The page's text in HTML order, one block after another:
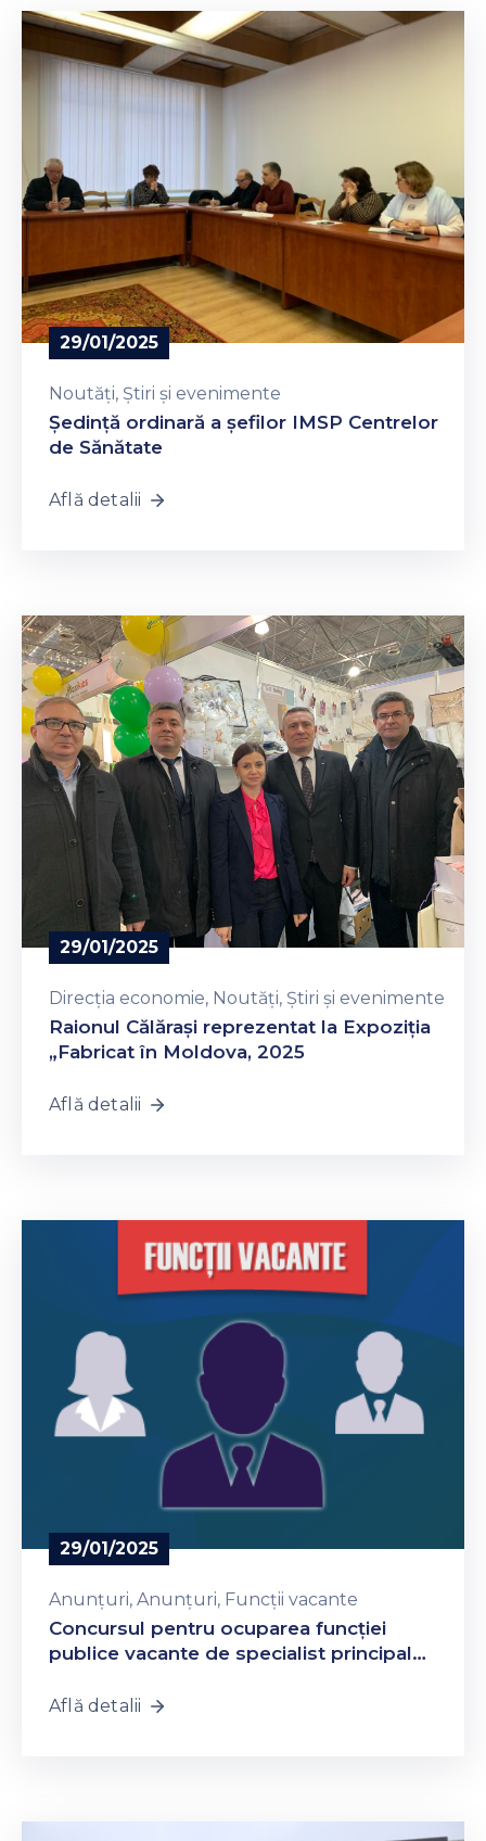
29/01/2025
Noutăți‚ Știri și evenimente
Ședință ordinară a șefilor IMSP Centrelor
de Sănătate
Află detalii
29/01/2025
Direcția economie‚ Noutăți‚ Știri și evenimente
Raionul Călărași reprezentat la Expoziția
„Fabricat în Moldova, 2025
Află detalii
29/01/2025
Anunțuri‚ Anunțuri‚ Funcții vacante
Concursul pentru ocuparea funcţiei
publice vacante de specialist principal
pe data de 05 februarie 2025 ora 09:00
Află detalii